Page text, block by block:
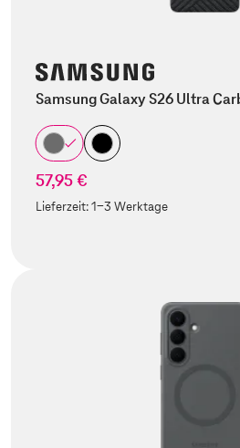
Samsung Galaxy S26 Ultra
57,95 €
Lieferzeit:1-3 Werktage